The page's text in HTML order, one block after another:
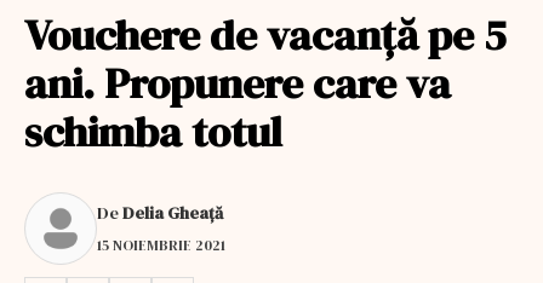
Vouchere de vacanță pe 5
ani. Propunere care va
schimba totul
DeDelia Gheață
15 NOIEMBRIE 2021